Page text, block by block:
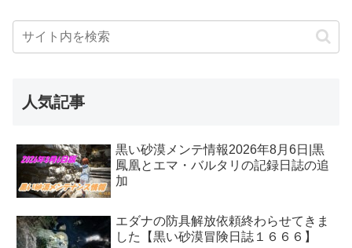
人気記事
黒い砂漠メンテ情報2026年8月6日|黒
鳳凰とエマ・バルタリの記録日誌の追
加
エダナの防具解放依頼終わらせてきま
した【黒い砂漠冒険日誌１６６６】